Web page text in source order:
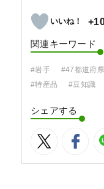
関連キーワード
#岩手 #47都道府
#特産品
#豆知識
シェアする